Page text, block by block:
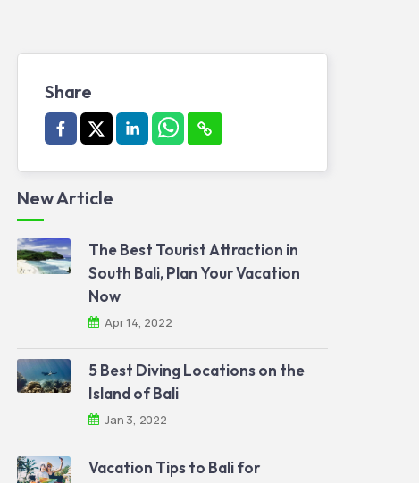
Share
New Article
The Best Tourist Attraction in
South Bali, Plan Your Vacation
Now
Apr 14, 2022
5 Best Diving Locations on the
Island of Bali
Jan 3, 2022
Vacation Tips to Bali for